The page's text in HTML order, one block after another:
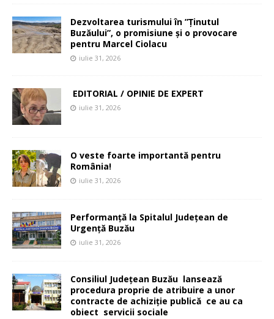
Dezvoltarea turismului în ”Ținutul
Buzăului”, o promisiune și o provocare
pentru Marcel Ciolacu
iulie 31, 2026
EDITORIAL / OPINIE DE EXPERT
iulie 31, 2026
O veste foarte importantă pentru
România!
iulie 31, 2026
Performanță la Spitalul Județean de
Urgență Buzău
iulie 31, 2026
Consiliul Județean Buzău lansează
procedura proprie de atribuire a unor
contracte de achiziție publică ce au ca
obiect servicii sociale